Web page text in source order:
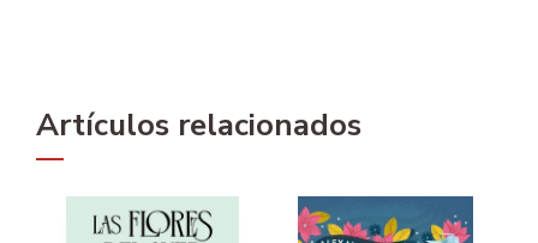
Artículos relacionados